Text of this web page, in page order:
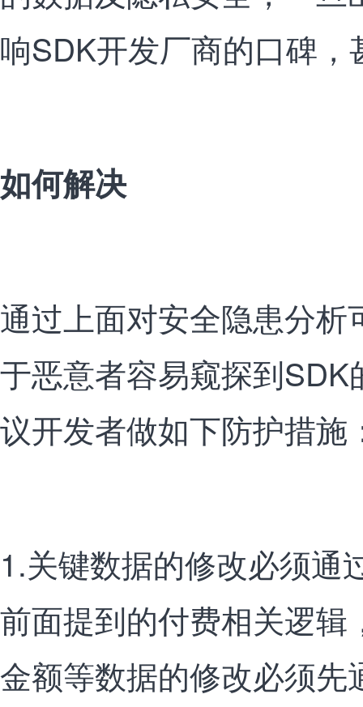
响SDK开发厂商的口碑
如何解决
通过上面对安全隐患分
于恶意者容易窥探到
议开发者做如下防护措施
1.关键数据的修改必须通
前面提到的付费相关逻辑
金额等数据的修改必须